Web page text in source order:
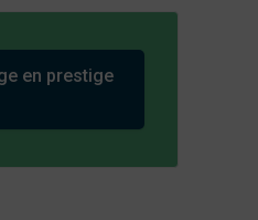
en prestige